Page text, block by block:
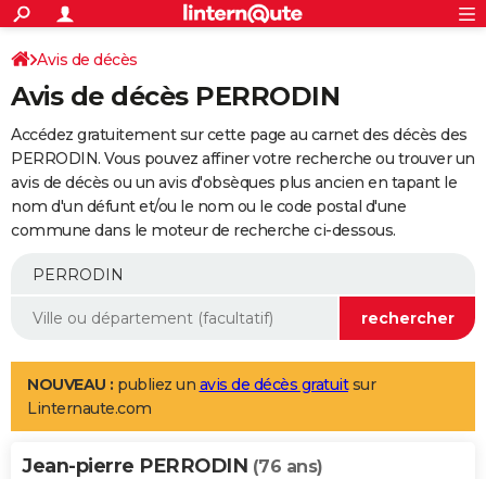
ACTUALITÉS
Politique
Société
Faits Divers
Education
Monde
Villes
+
SPORT
Coupe du monde 2026
Football
Tennis
Cyclisme
Rugby
Forum
Programme TV
TNT
Streaming
Cinéma
Sorties cinéma
Musique
+
FINANCE
Retraite
Epargne
Immobilier
Risques naturels par ville
Banque
Assurance
AUTO
Essais
Réserver un essai
Citadines
Berlines
SUV
Forum auto
+
Mobiles
Meilleur smartphone
Internet
Ordinateurs
Jeux vidéo
Guide high-tech
Aménagement intérieur
LIFESTYLE
Art de vivre
Bien-être
Loisirs
Mode
Modes de vie
Alimentation
Guide de la santé
Maladies
Médicaments
Sommeil
VOYAGE
Avis de décès
Avis de décès PERRODIN
Accédez gratuitement sur cette page au carnet des décès des
PERRODIN. Vous pouvez affiner votre recherche ou trouver un
avis de décès ou un avis d'obsèques plus ancien en tapant le
nom d'un défunt et/ou le nom ou le code postal d'une
commune dans le moteur de recherche ci-dessous.
NOUVEAU : publiez un avis de décès gratuitsur
Linternaute.com
Jean-pierre PERRODIN (76 ans)